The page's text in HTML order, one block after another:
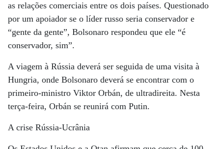
as relações comerciais entre os dois países. Questionado
por um apoiador se o líder russo seria conservador e
“gente da gente”, Bolsonaro respondeu que ele “é
conservador, sim”.
A viagem à Rússia deverá ser seguida de uma visita à
Hungria, onde Bolsonaro deverá se encontrar com o
primeiro-ministro Viktor Orbán, de ultradireita. Nesta
terça-feira, Orbán se reunirá com Putin.
A crise Rússia-Ucrânia